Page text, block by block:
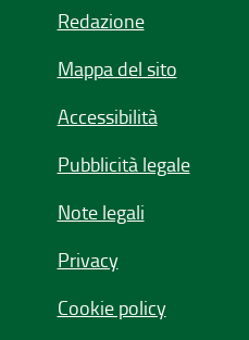
Redazione
Mappa del sito
Accessibilità
Pubblicità legale
Note legali
Privacy
Cookie policy